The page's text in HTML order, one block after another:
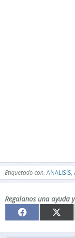
Etiquetado con:ANÁLISIS,
Regalanos una ayuda
Compartir
en
Facebook
en
X